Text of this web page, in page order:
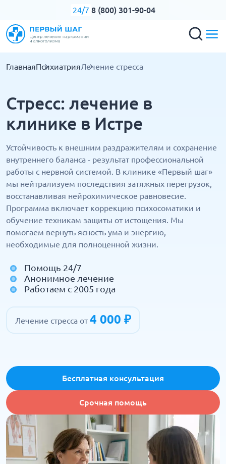
24/7 8 (800) 301-90-04
ГлавнаяПсихиатрияЛечение стресса
Стресс: лечение в
клинике в Истре
Устойчивость к внешним раздражителям и сохранение
внутреннего баланса - результат профессиональной
работы с нервной системой. В клинике «Первый шаг»
мы нейтрализуем последствия затяжных перегрузок,
восстанавливая нейрохимическое равновесие.
Программа включает коррекцию психосоматики и
обучение техникам защиты от истощения. Мы
помогаем вернуть ясность ума и энергию,
необходимые для полноценной жизни.
Помощь 24/7
Анонимное лечение
Работаем с 2005 года
Лечение стресса от4 000 ₽
Бесплатная консультация
Срочная помощь